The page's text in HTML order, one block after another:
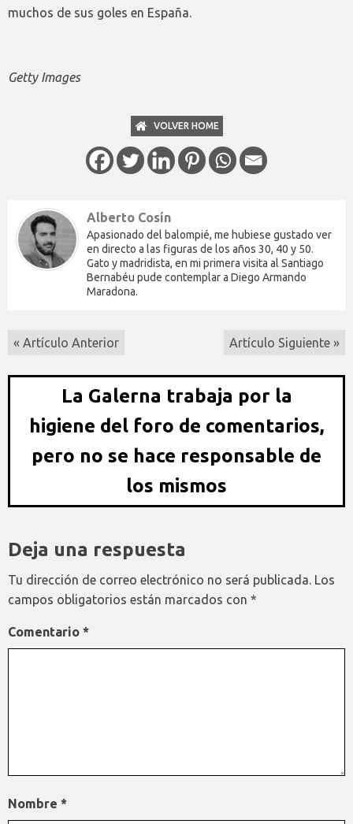
muchos de sus goles en España.
Getty Images
VOLVER HOME
Alberto Cosín
Apasionado del balompié, me hubiese gustado ver
en directo a las figuras de los años 30, 40 y 50.
Gato y madridista, en mi primera visita al Santiago
Bernabéu pude contemplar a Diego Armando
Maradona.
« Artículo Anterior Artículo Siguiente »
La Galerna trabaja por la
higiene del foro de comentarios,
pero no se hace responsable de
los mismos
Deja una respuesta
Tu dirección de correo electrónico no será publicada. Los
campos obligatorios están marcados con *
Comentario *
Nombre *